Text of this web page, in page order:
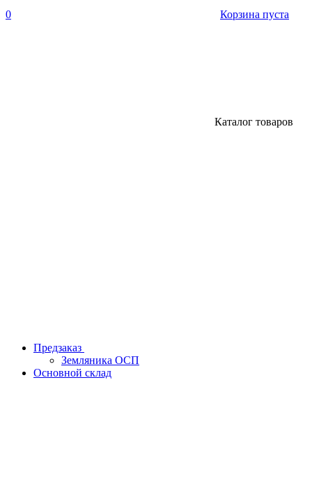
0 Корзина пуста
Каталог товаров
Предзаказ
Земляника ОСП
Основной склад